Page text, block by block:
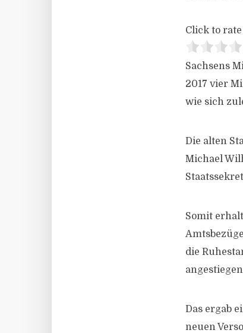
Click to
Sachsens
2017 vier
wie sich
Die alten
Michael
Somit
die
Das ergab
neuen